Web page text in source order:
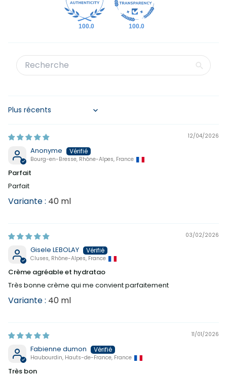
100.0 100.0
Sort by
12/04/2026
Anonyme
Bourg-en-Bresse, Rhône-Alpes, France
Parfait
Parfait
40 ml
03/02/2026
Gisele LEBOLAY
Cluses, Rhône-Alpes, France
Crème agréable et hydratao
Très bonne crème qui me convient parfaitement
40 ml
11/01/2026
Fabienne dumon
Haubourdin, Hauts-de-France, France
Très bon